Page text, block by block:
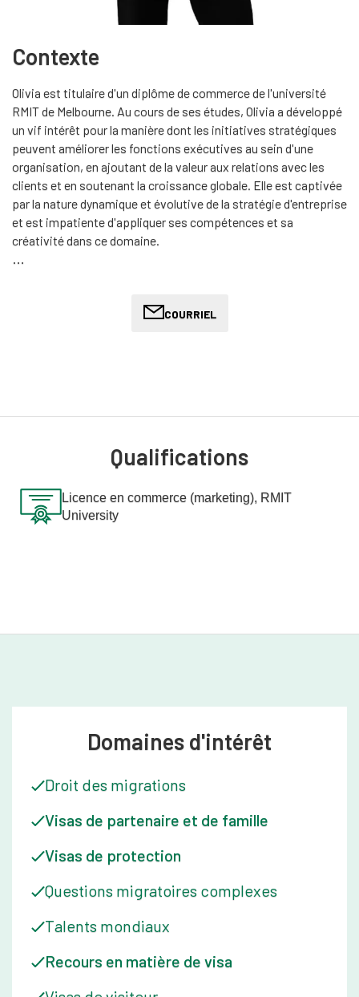
Contexte
Olivia est titulaire d'un diplôme de commerce de l'université
RMIT de Melbourne. Au cours de ses études, Olivia a développé
un vif intérêt pour la manière dont les initiatives stratégiques
peuvent améliorer les fonctions exécutives au sein d'une
organisation, en ajoutant de la valeur aux relations avec les
clients et en soutenant la croissance globale. Elle est captivée
par la nature dynamique et évolutive de la stratégie d'entreprise
et est impatiente d'appliquer ses compétences et sa
créativité dans ce domaine.
notamment la randonnée. Elle est également passionnée par
COURRIEL
Qualifications
Licence en commerce (marketing), RMIT
University
Domaines d'intérêt
Droit des migrations
Visas de partenaire et de famille
Visas de protection
Questions migratoires complexes
Talents mondiaux
Recours en matière de visa